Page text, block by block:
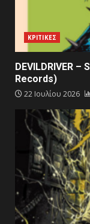
ΚΡΙΤΙΚΕΣ
DEVILDRIVER
Records)
22 Ιουλίου 2026